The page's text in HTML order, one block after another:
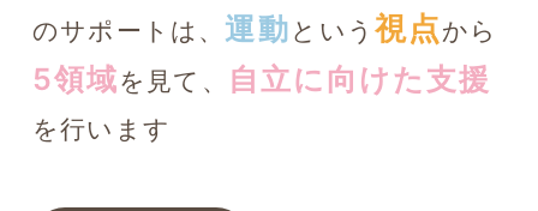
のサポートは、 運動 という視点から
5領域を見て、 自立に向けた支援
を行います